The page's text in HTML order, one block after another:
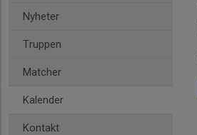
Nyheter
Truppen
Matcher
Kalender
Kontakt